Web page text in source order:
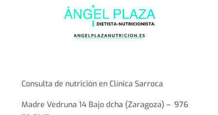
Consulta de nutrición en Clínica Sarroca
Madre Vedruna 14 Bajo dcha (Zaragoza) – 976